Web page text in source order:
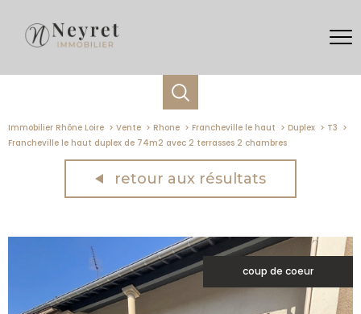
Immobilier Rhône Loire Vente Rhone Francheville le haut Duplex
T3
Francheville le haut duplex de 74m2 avec 2 terrasses 2 chambres
retour aux résultats
coup de coeur